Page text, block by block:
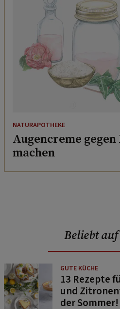
NATURAPOTHEKE
Augencreme
machen
Beliebt auf
GUTE KÜCHE
13 Rezepte
und
der Sommer!